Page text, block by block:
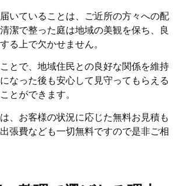
いていることは、ご近所の方々への配
潔で整った庭は地域の美観を保ち、良
る上で欠かせません。
とで、地域住民との良好な関係を維持
なった後も安心して見守ってもらえる
とができます。
、お客様の状況に応じた無料お見積も
張費なども一切無料ですので是非ご相